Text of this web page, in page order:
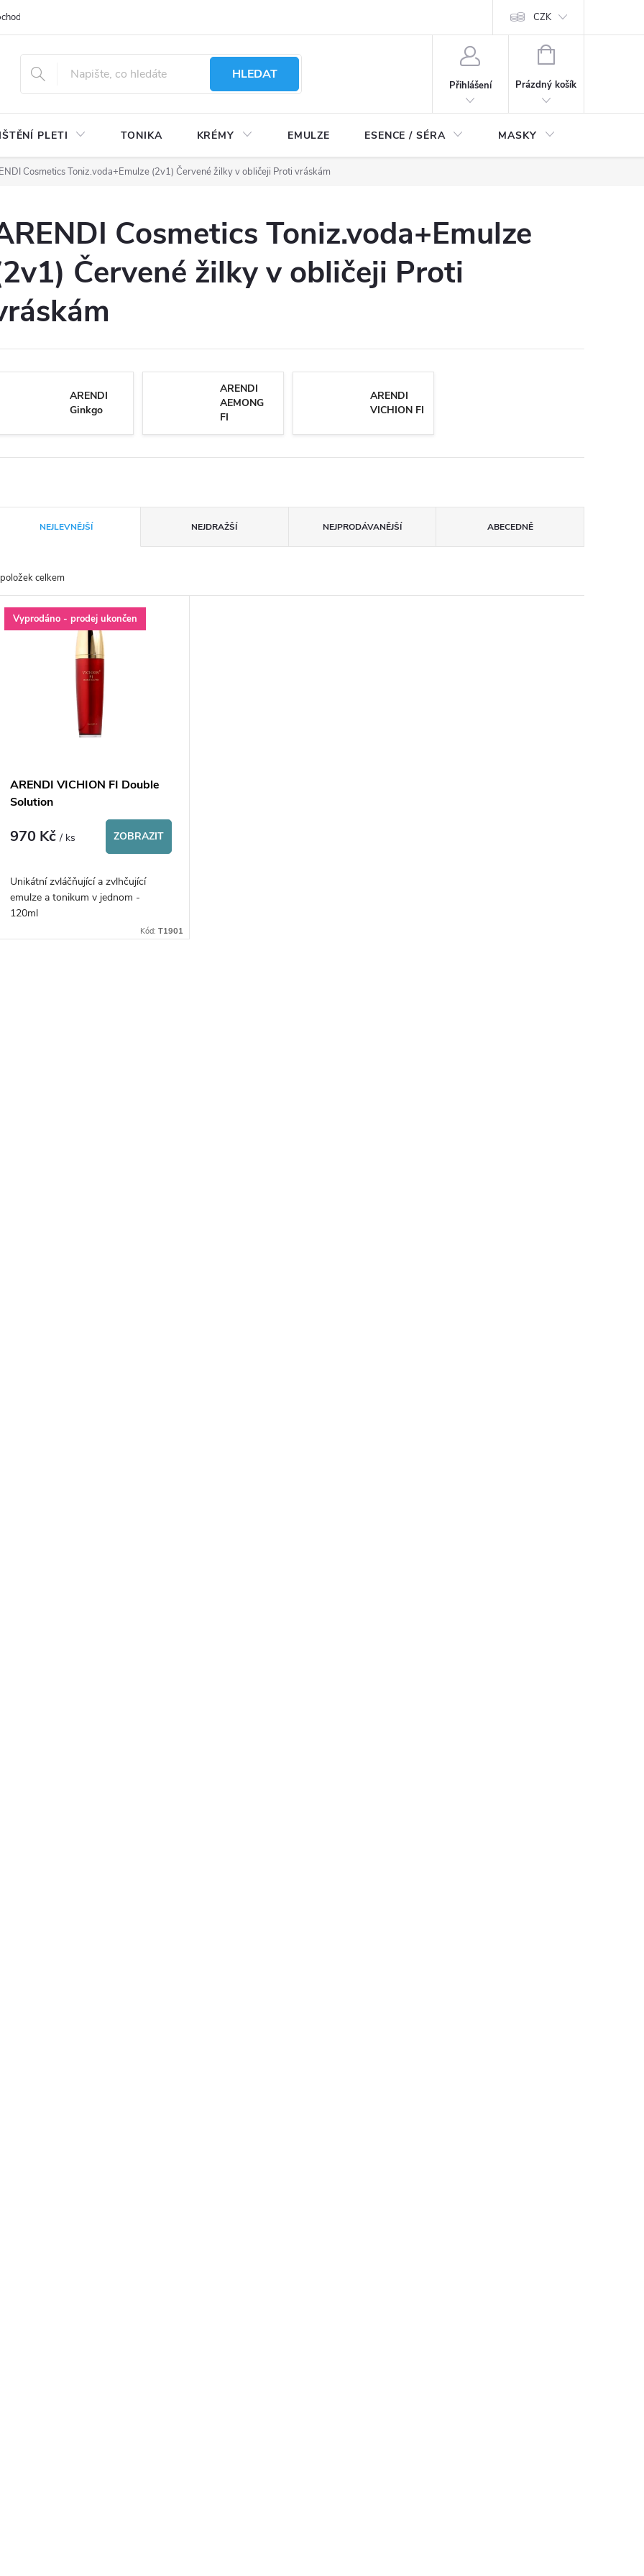
CZK
HLEDAT
Přihlášení
NÁKUPNÍ
Prázdný košík
PLETI TONIKA KRÉMY EMULZE ESENCE / SÉRA MASKY
Cosmetics Toniz.voda+Emulze (2v1) Červené žilky v obličeji Proti vráskám
Cosmetics Toniz.voda+Emulze
Červené žilky v obličeji Proti
ARENDI
Ginkgo
ARENDI
AEMONG
FI
ARENDI
VICHION FI
e
NEJLEVNĚJŠÍ NEJDRAŽŠÍ NEJPRODÁVANĚJŠÍ ABECEDNĚ
položek celkem
VVyprodáno - prodej ukončen
ARENDI VICHION FI Double
Solution
970 Kč/ ks ZOBRAZIT
Unikátní zvláčňující a zvlhčující
emulze a tonikum v jednom -
120ml
Kód:T1901